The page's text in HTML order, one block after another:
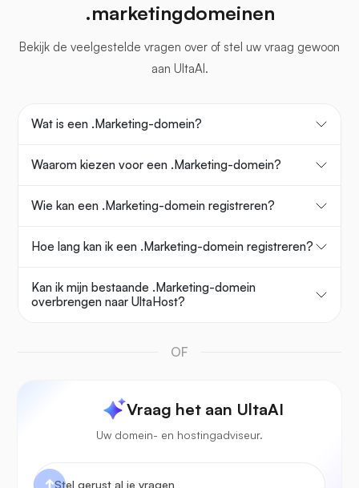
.marketingdomeinen
Bekijk de veelgestelde vragen over of stel uw vraag gewoon
aan UltaAI.
Wat is een .Marketing-domein?
Waarom kiezen voor een .Marketing-domein?
Wie kan een .Marketing-domein registreren?
Hoe lang kan ik een .Marketing-domein registreren?
Kan ik mijn bestaande .Marketing-domein
overbrengen naar UltaHost?
OF
Vraag het aan UltaAI
Uw domein- en hostingadviseur.